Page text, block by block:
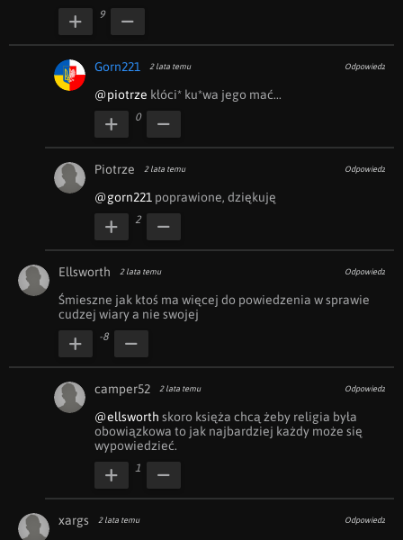
9
Gorn221 2 lata temu Odpowiedz
@piotrze kłóci* ku*wa jego mać...
0
Piotrze 2 lata temu Odpowiedz
@gorn221 poprawione, dziękuję
2
Ellsworth 2 lata temu Odpowiedz
Śmieszne jak ktoś ma więcej do powiedzenia w sprawie
cudzej wiary a nie swojej
-8
camper52 2 lata temu Odpowiedz
@ellsworth skoro księża chcą żeby religia była
obowiązkowa to jak najbardziej każdy może się
wypowiedzieć.
1
xargs 2 lata temu Odpowiedz